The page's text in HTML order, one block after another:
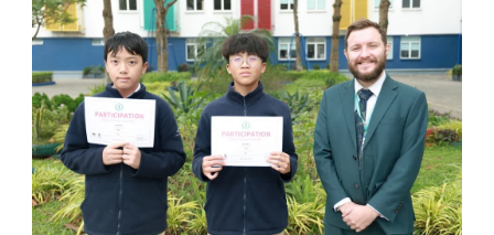
News image